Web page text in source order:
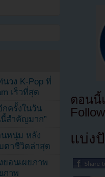
ตอนนี้
แบ่ง
วง K-Pop ที่
เร็วที่สุด
กครั้งในวัน
สำคัญมาก”
นหนุ่ม หลัง
ตาชีวิตล่าสุด
ยอนเผยภาพ
ภาพ